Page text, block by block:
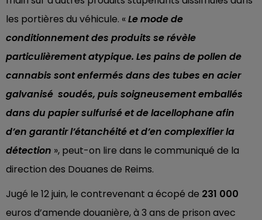
les portières du véhicule. «Le mode de
conditionnement des produits se révèle
particulièrement atypique. Les pains de pollen de
cannabis sont enfermés dans des tubes en acier
galvanisé soudés, puis soigneusement emballés
dans du papier sulfurisé et de lacellophane afin
d’en garantir l’étanchéité et d’en complexifier la
détection », peut-on lire dans le communiqué de la
direction des Douanes de Reims.
Jugé le 12 juin, le contrevenant a écopé de 231 000
euros d’amende douanière, à 3 ans de prison avec